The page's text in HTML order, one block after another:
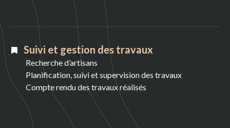
Suivi et gestion des travaux
Recherche d’artisans
Planification, suivi et supervision des travaux
Compte rendu des travaux réalisés